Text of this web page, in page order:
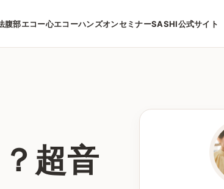
腹部エコー心エコーハンズオンセミナーSASHI公式サイト
超音